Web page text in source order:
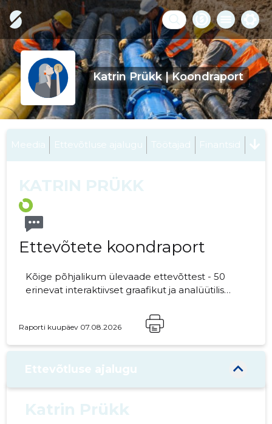
Katrin Prükk | Koondraport
Meedia Ettevõtluse ajalugu Töötajad Finantsid
KATRIN PRÜKK
Ettevõtete koondraport
Kõige põhjalikum ülevaade ettevõttest - 50
erinevat interaktiivset graafikut ja analüütilist
Raporti kuupäev 07.08.2026
Ettevõtluse ajalugu
Katrin Prükk